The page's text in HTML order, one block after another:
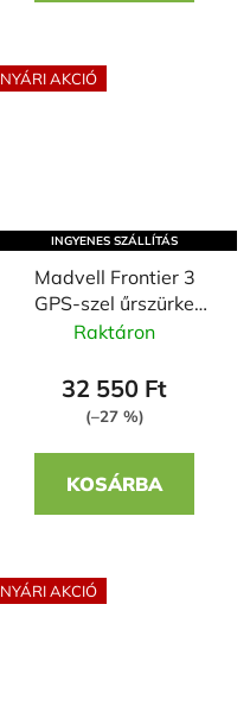
NYÁRI AKCIÓ
INGYENES SZÁLLÍTÁS
Madvell Frontier 3
GPS-szel űrszürke
okosóra fém szíjjal +
Raktáron
32 550 Ft
(–27 %)
KOSÁRBA
NYÁRI AKCIÓ